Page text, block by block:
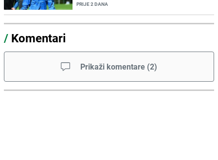
PRIJE 2 DANA
/ Komentari
Prikaži komentare (2)